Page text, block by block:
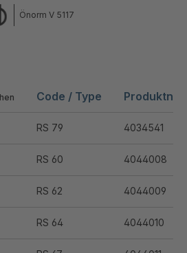
Code / Type
RS 79 4034541
RS 60 4044008
RS 62 4044009
RS 64 4044010
Önorm V 5117